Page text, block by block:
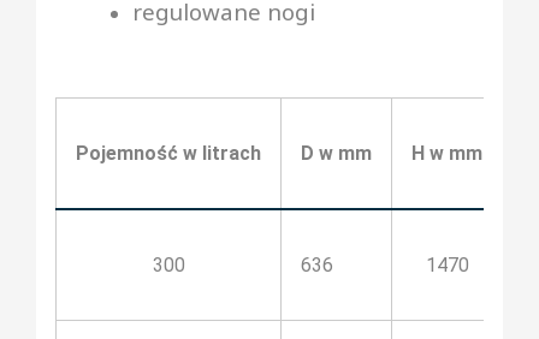
regulowane nogi
Pojemność w litrach D w mm H w mm
300 636 1470